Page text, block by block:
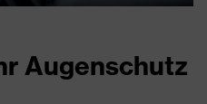
Augenschutz